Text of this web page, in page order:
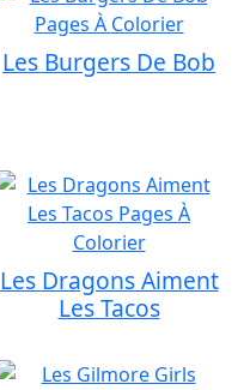
Les Burgers De Bob
Les Dragons Aiment
Les Tacos